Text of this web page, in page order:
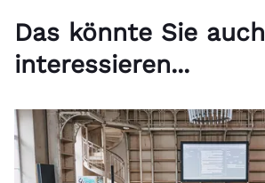
Das könnte Sie auch
interessieren...